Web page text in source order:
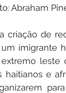
Abraham
criação de
imigrante
leste
haitianos e